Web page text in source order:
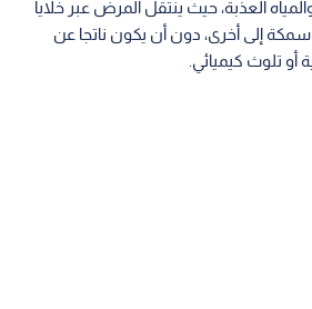
العذبة، حيث ينتقل المرض عبر خلايا
إلى أخرى، دون أن يكون ناتجا عن
أو تلوث كيميائي.